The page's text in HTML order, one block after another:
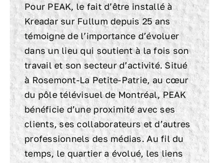
Pour PEAK, le fait d’être installé à
Kreadar sur Fullum depuis 25 ans
témoigne de l’importance d’évoluer
dans un lieu qui soutient à la fois son
travail et son secteur d’activité. Situé
à Rosemont-La Petite-Patrie, au cœur
du pôle télévisuel de Montréal, PEAK
bénéficie d’une proximité avec ses
clients, ses collaborateurs et d’autres
professionnels des médias. Au fil du
temps, le quartier a évolué, les liens